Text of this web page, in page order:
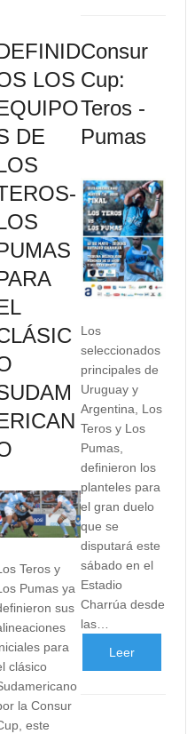
...
LOS
DE
Teros y
Pumas ya
sus
para
clásico
la Consur
este
Consur
Cup:
Teros -
Pumas
Los
seleccionados
principales de
Uruguay y
Argentina, Los
Teros y Los
Pumas,
definieron los
planteles para
el gran duelo
que se
disputará este
sábado en el
Estadio
Charrúa desde
las…
Leer